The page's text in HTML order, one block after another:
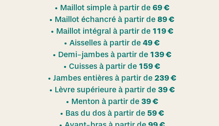
Maillot simple à partir de 69 €
Maillot échancré à partir de 89 €
Maillot intégral à partir de 119 €
Aisselles à partir de 49 €
Demi-jambes à partir de 139 €
Cuisses à partir de 159 €
Jambes entières à partir de 239 €
Lèvre supérieure à partir de 39 €
Menton à partir de 39 €
Bas du dos à partir de 59 €